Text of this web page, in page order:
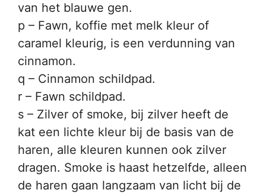
van het blauwe gen.
p – Fawn, koffie met melk kleur of
caramel kleurig, is een verdunning van
cinnamon.
q – Cinnamon schildpad.
r – Fawn schildpad.
s – Zilver of smoke, bij zilver heeft de
kat een lichte kleur bij de basis van de
haren, alle kleuren kunnen ook zilver
dragen. Smoke is haast hetzelfde, alleen
de haren gaan langzaam van licht bij de